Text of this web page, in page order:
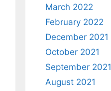
March 2022
February 2022
December 2021
October 2021
September 2021
August 2021